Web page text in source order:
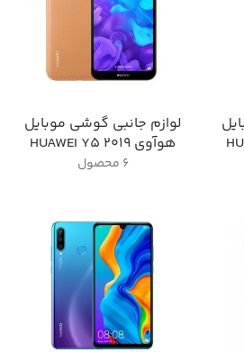
لوازم جانبی گوشی موبایل
هوآوی HUAWEI Y5 2019
6 محصول